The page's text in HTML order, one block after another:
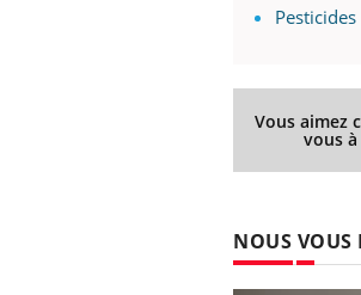
Vous aimez
vous
NOUS